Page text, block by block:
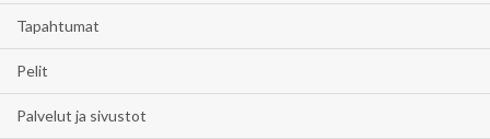
Tapahtumat
Pelit
Palvelut ja sivustot